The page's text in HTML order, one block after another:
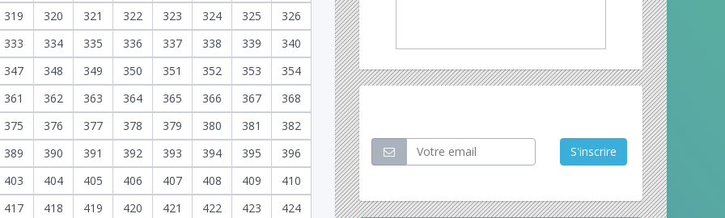
319
320 321 322 323 324 325
326
333
334 335 336 337 338 339
340
347
348 349 350 351 352 353
354
361
362 363 364 365 366 367
368
375
376 377 378 379 380 381
382
389
390 391 392 393 394 395
396
403
404 405 406 407 408 409
410
417
418 419 420 421 422 423
424
S'inscrire